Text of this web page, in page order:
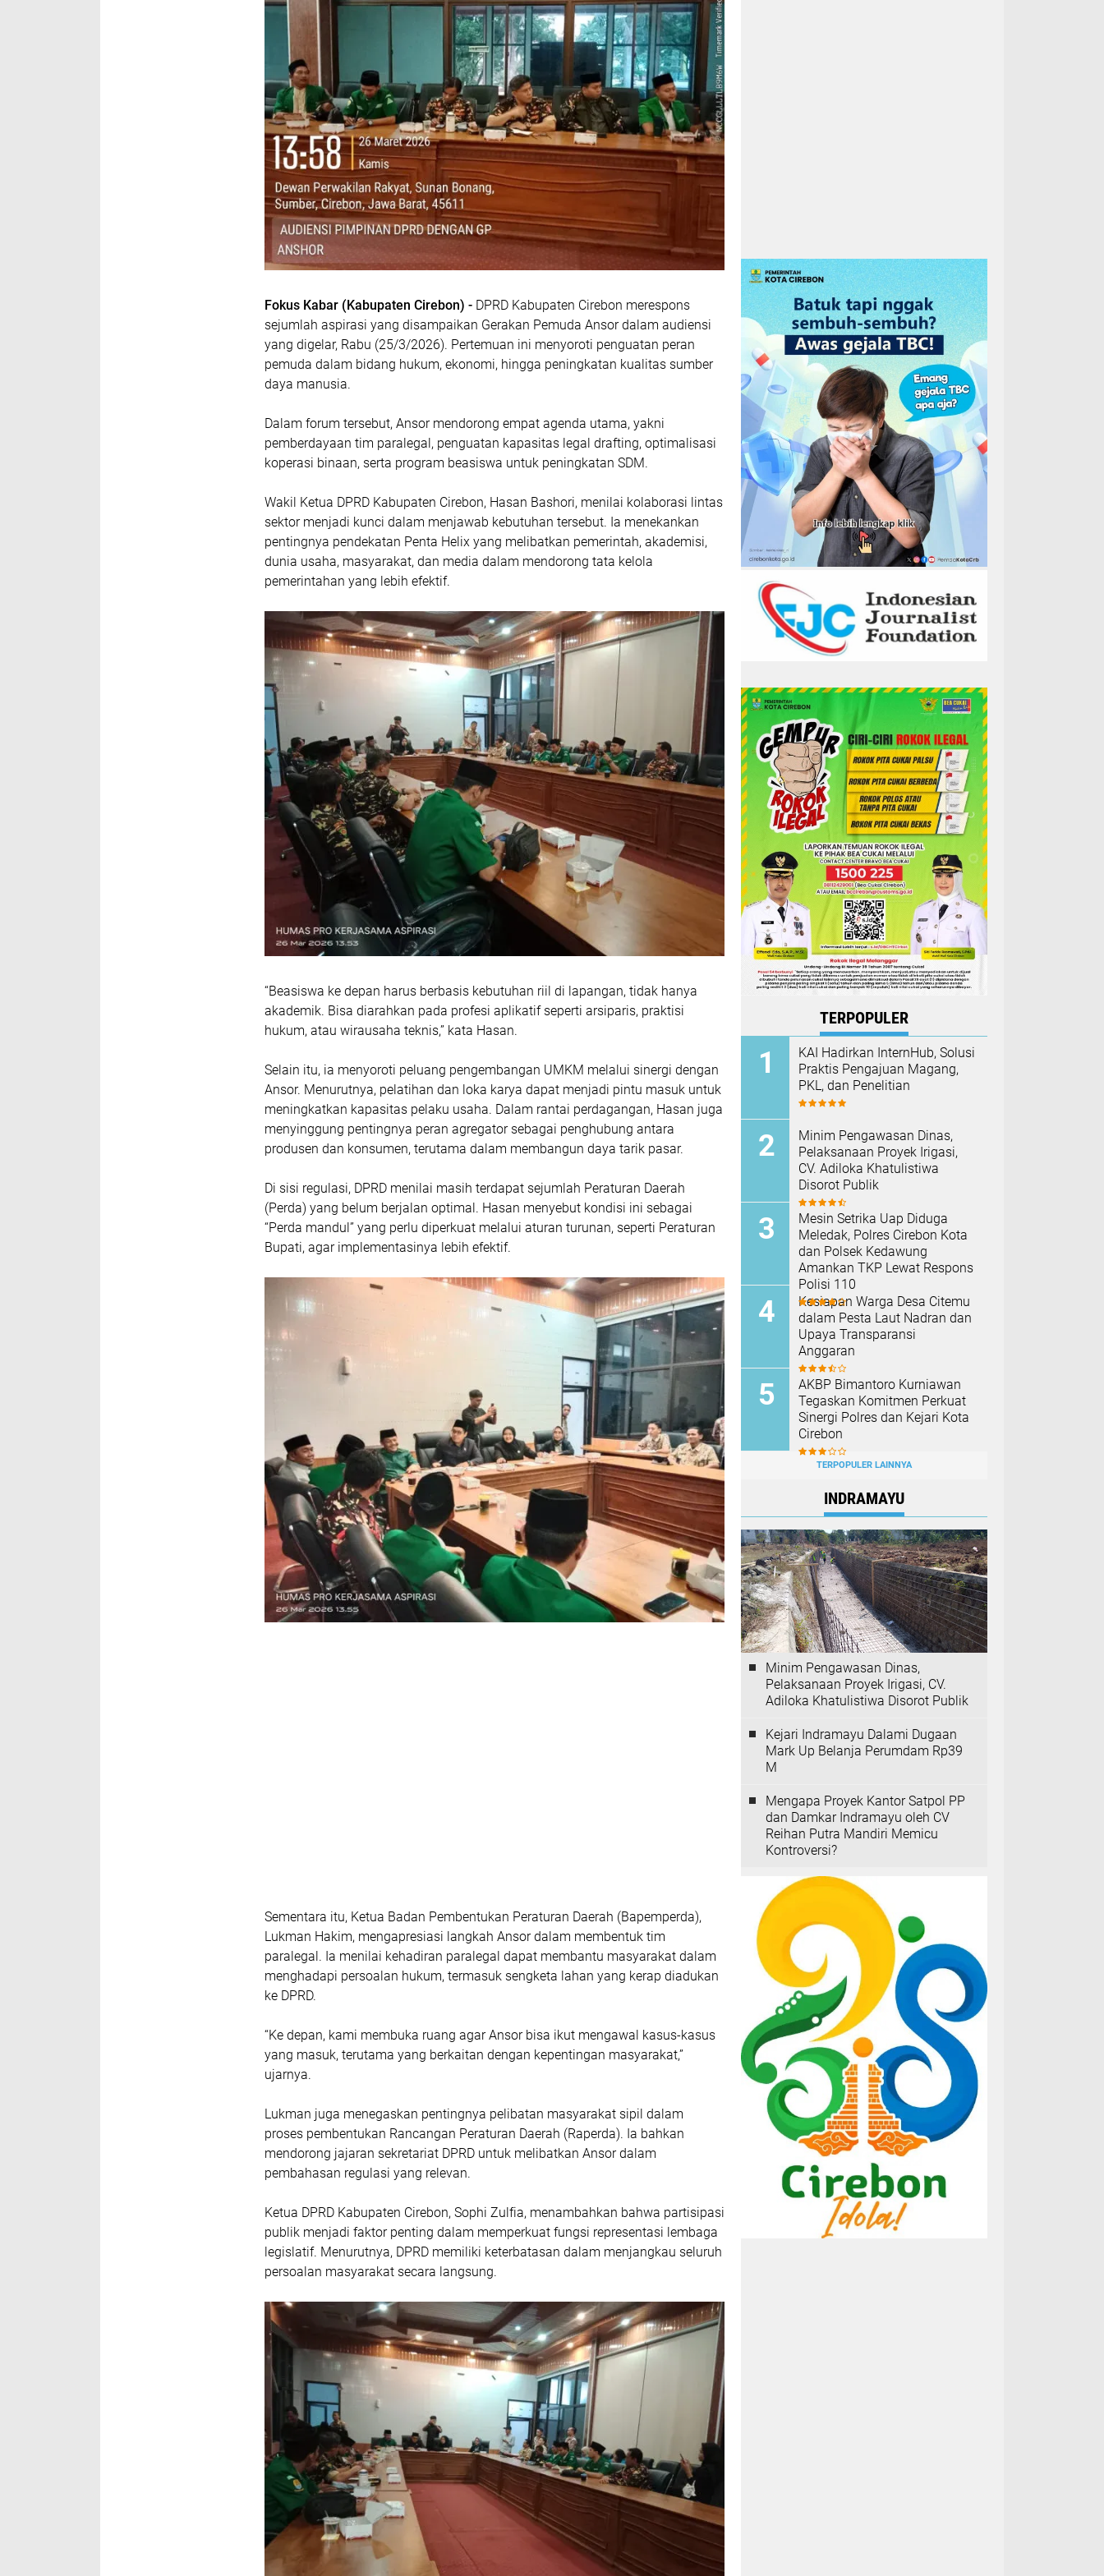
Fokus Kabar (Kabupaten Cirebon) - DPRD Kabupaten Cirebon merespons
sejumlah aspirasi yang disampaikan Gerakan Pemuda Ansor dalam audiensi
yang digelar, Rabu (25/3/2026). Pertemuan ini menyoroti penguatan peran
pemuda dalam bidang hukum, ekonomi, hingga peningkatan kualitas sumber
daya manusia.
Dalam forum tersebut, Ansor mendorong empat agenda utama, yakni
pemberdayaan tim paralegal, penguatan kapasitas legal drafting, optimalisasi
koperasi binaan, serta program beasiswa untuk peningkatan SDM.
Wakil Ketua DPRD Kabupaten Cirebon, Hasan Bashori, menilai kolaborasi lintas
sektor menjadi kunci dalam menjawab kebutuhan tersebut. Ia menekankan
pentingnya pendekatan Penta Helix yang melibatkan pemerintah, akademisi,
dunia usaha, masyarakat, dan media dalam mendorong tata kelola
pemerintahan yang lebih efektif.
“Beasiswa ke depan harus berbasis kebutuhan riil di lapangan, tidak hanya
akademik. Bisa diarahkan pada profesi aplikatif seperti arsiparis, praktisi
hukum, atau wirausaha teknis,” kata Hasan.
Selain itu, ia menyoroti peluang pengembangan UMKM melalui sinergi dengan
Ansor. Menurutnya, pelatihan dan loka karya dapat menjadi pintu masuk untuk
meningkatkan kapasitas pelaku usaha. Dalam rantai perdagangan, Hasan juga
menyinggung pentingnya peran agregator sebagai penghubung antara
produsen dan konsumen, terutama dalam membangun daya tarik pasar.
Di sisi regulasi, DPRD menilai masih terdapat sejumlah Peraturan Daerah
(Perda) yang belum berjalan optimal. Hasan menyebut kondisi ini sebagai
“Perda mandul” yang perlu diperkuat melalui aturan turunan, seperti Peraturan
Bupati, agar implementasinya lebih efektif.
Sementara itu, Ketua Badan Pembentukan Peraturan Daerah (Bapemperda),
Lukman Hakim, mengapresiasi langkah Ansor dalam membentuk tim
paralegal. Ia menilai kehadiran paralegal dapat membantu masyarakat dalam
menghadapi persoalan hukum, termasuk sengketa lahan yang kerap diadukan
ke DPRD.
“Ke depan, kami membuka ruang agar Ansor bisa ikut mengawal kasus-kasus
yang masuk, terutama yang berkaitan dengan kepentingan masyarakat,”
ujarnya.
Lukman juga menegaskan pentingnya pelibatan masyarakat sipil dalam
proses pembentukan Rancangan Peraturan Daerah (Raperda). Ia bahkan
mendorong jajaran sekretariat DPRD untuk melibatkan Ansor dalam
pembahasan regulasi yang relevan.
Ketua DPRD Kabupaten Cirebon, Sophi Zulfia, menambahkan bahwa partisipasi
publik menjadi faktor penting dalam memperkuat fungsi representasi lembaga
legislatif. Menurutnya, DPRD memiliki keterbatasan dalam menjangkau seluruh
persoalan masyarakat secara langsung.
TERPOPULER
KAI Hadirkan InternHub, Solusi
Praktis Pengajuan Magang,
PKL, dan Penelitian
Minim Pengawasan Dinas,
Pelaksanaan Proyek Irigasi,
CV. Adiloka Khatulistiwa
Disorot Publik
Mesin Setrika Uap Diduga
Meledak, Polres Cirebon Kota
dan Polsek Kedawung
Amankan TKP Lewat Respons
Polisi 110
Kesiapan Warga Desa Citemu
dalam Pesta Laut Nadran dan
Upaya Transparansi
Anggaran
AKBP Bimantoro Kurniawan
Tegaskan Komitmen Perkuat
Sinergi Polres dan Kejari Kota
Cirebon
TERPOPULER LAINNYA
INDRAMAYU
Minim Pengawasan Dinas,
Pelaksanaan Proyek Irigasi, CV.
Adiloka Khatulistiwa Disorot Publik
Kejari Indramayu Dalami Dugaan
Mark Up Belanja Perumdam Rp39
M
Mengapa Proyek Kantor Satpol PP
dan Damkar Indramayu oleh CV
Reihan Putra Mandiri Memicu
Kontroversi?